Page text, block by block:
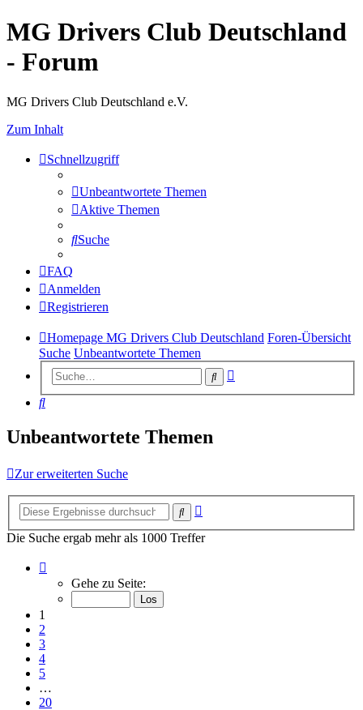
MG Drivers Club Deutschland
- Forum
MG Drivers Club Deutschland e.V.
Zum Inhalt
Schnellzugriff
Unbeantwortete Themen
Aktive Themen
Suche
FAQ
Anmelden
Registrieren
Homepage MG Drivers Club Deutschland Foren-Übersicht
Suche Unbeantwortete Themen
Suche
Suche
Unbeantwortete Themen
Zur erweiterten Suche
Suche
Die Suche ergab mehr als 1000 Treffer
von
Gehe zu Seite:
1
2
3
4
5
…
20